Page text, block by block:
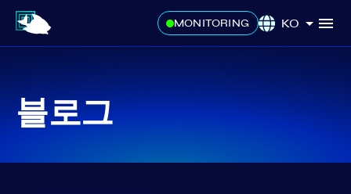
MONITORING KO
블로그